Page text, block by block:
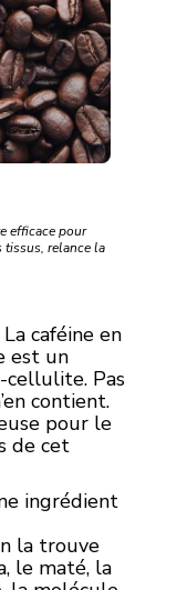
efficace pour
relance la
caféine en
est un
Pas
contient.
pour le
de cet
ingrédient
la trouve
le maté, la